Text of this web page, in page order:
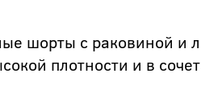
шорты с раковиной и
плотности и в